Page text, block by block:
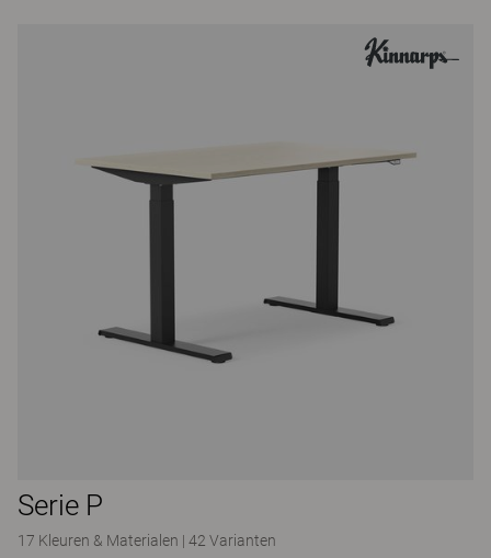
Serie P
17 Kleuren & Materialen | 42 Varianten